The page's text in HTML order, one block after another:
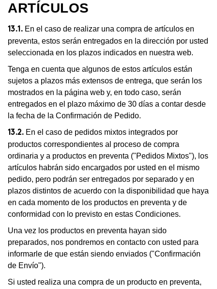
ARTÍCULOS
13.1. En el caso de realizar una compra de artículos en
preventa, estos serán entregados en la dirección por usted
seleccionada en los plazos indicados en nuestra web.
Tenga en cuenta que algunos de estos artículos están
sujetos a plazos más extensos de entrega, que serán los
mostrados en la página web y, en todo caso, serán
entregados en el plazo máximo de 30 días a contar desde
la fecha de la Confirmación de Pedido.
13.2. En el caso de pedidos mixtos integrados por
productos correspondientes al proceso de compra
ordinaria y a productos en preventa ("Pedidos Mixtos"), los
artículos habrán sido encargados por usted en el mismo
pedido, pero podrán ser entregados por separado y en
plazos distintos de acuerdo con la disponibilidad que haya
en cada momento de los productos en preventa y de
conformidad con lo previsto en estas Condiciones.
Una vez los productos en preventa hayan sido
preparados, nos pondremos en contacto con usted para
informarle de que están siendo enviados ("Confirmación
de Envío").
Si usted realiza una compra de un producto en preventa,